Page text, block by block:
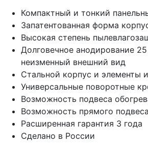
Компактный и тонкий
Запатентованная форма
Высокая степень
Долговечное анодирование
неизменный внешний вид
Стальной корпус и элементы
Универсальные поворотные
Возможность подвеса
Возможность прямого
Расширенная гарантия 3 года
Сделано в России